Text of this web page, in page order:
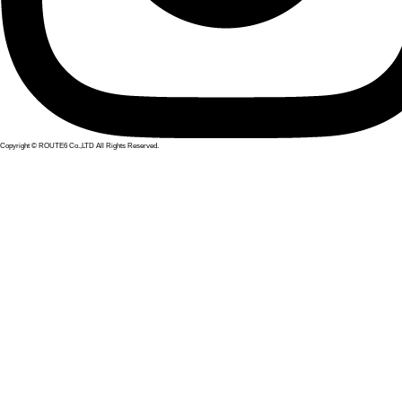
Copyright © ROUTE6 Co.,LTD All Rights Reserved.